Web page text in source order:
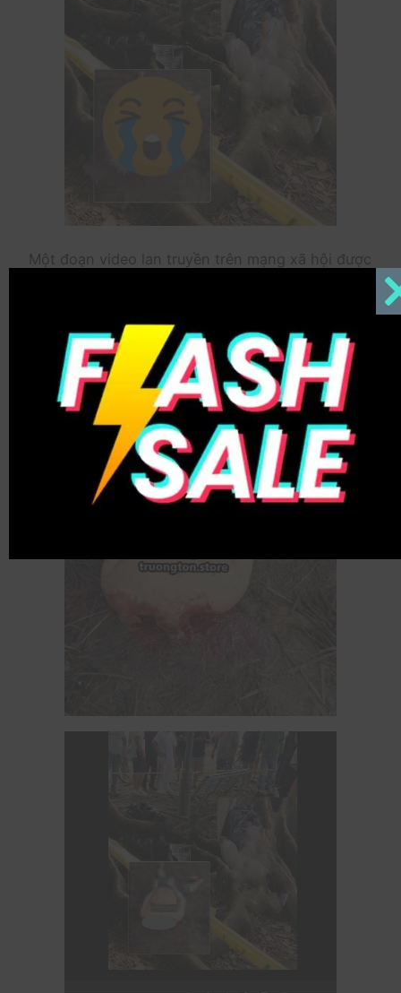
Một đoạn video lan truyền trên mạng xã hội được
(Ecuador). Theo thông tin ban đầu, nạn nhân là
một người đàn ông bị trói trước khi bị một nhóm
đối tượng dùng dao rựa chặt đầu.